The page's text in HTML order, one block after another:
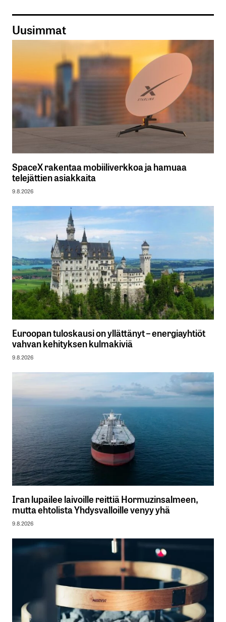
Uusimmat
SpaceX rakentaa mobiiliverkkoa ja hamuaa
telejättien asiakkaita
9.8.2026
Euroopan tuloskausi on yllättänyt – energiayhtiöt
vahvan kehityksen kulmakiviä
9.8.2026
Iran lupailee laivoille reittiä Hormuzinsalmeen,
mutta ehtolista Yhdysvalloille venyy yhä
9.8.2026